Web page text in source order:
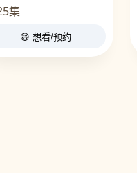
集
😄 想看/预约